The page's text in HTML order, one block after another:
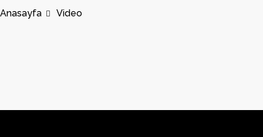
Anasayfa Video